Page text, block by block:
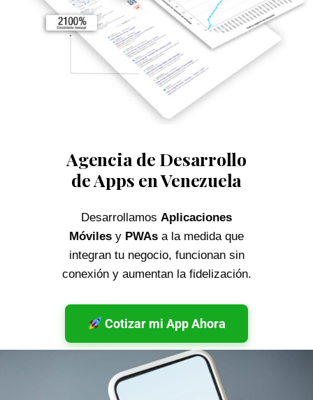
Agencia de Desarrollo
de Apps en Venezuela
Desarrollamos Aplicaciones
Móviles y PWAs a la medida que
integran tu negocio, funcionan sin
conexión y aumentan la fidelización.
Cotizar mi App Ahora